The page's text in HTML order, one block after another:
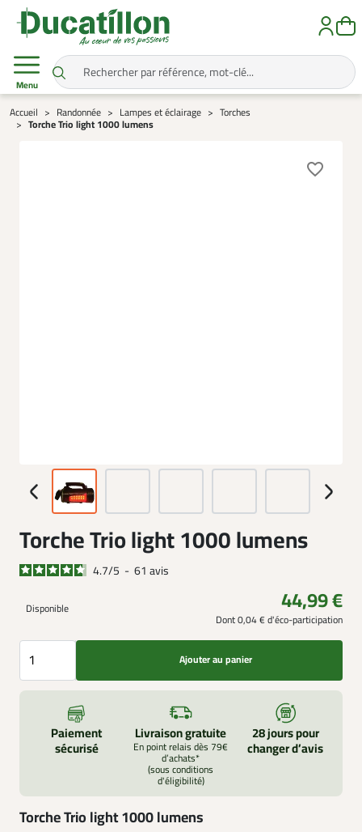
Menu
Accueil Randonnée Lampes et éclairage Torches
Torche Trio light 1000 lumens
favorite_border
Torche Trio light 1000 lumens
4.7/5 - 61 avis
Disponible 44,99 €
Dont 0,04 € d'éco-participation
Ajouter au panier
Paiement
sécurisé
Livraison gratuite
En point relais dès 79€
d’achats*
(sous conditions
d'éligibilité)
28 jours pour
changer d’avis
Torche Trio light 1000 lumens